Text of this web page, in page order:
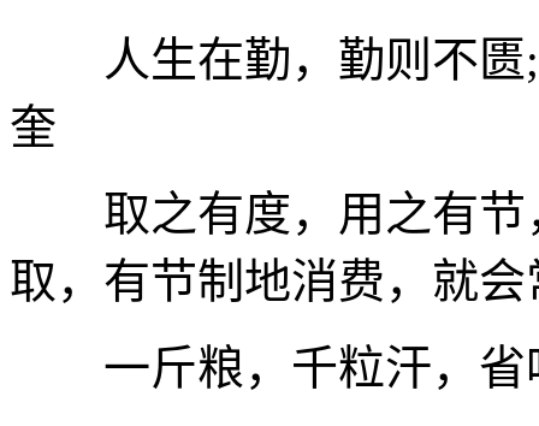
人生在勤，勤则不匮;
奎
取之有度，用之有节
取，有节制地消费，就
一斤粮，千粒汗，省